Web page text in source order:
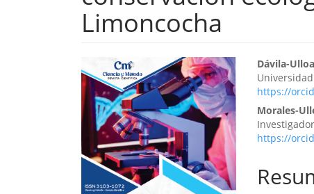
Limoncocha
Barra
lateral
del
artículo
del
Dávila-
https://
Morales-
https://